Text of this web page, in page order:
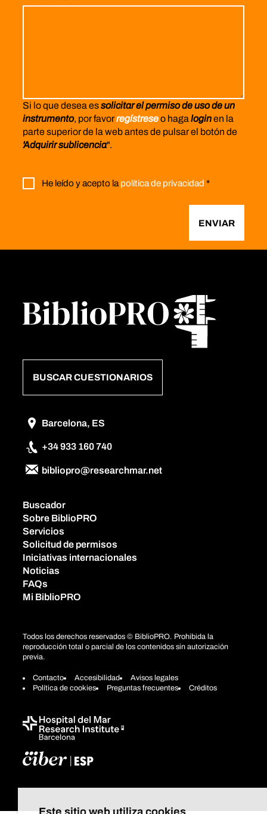
Si lo que desea essolicitar el permiso de uso de un
instrumento, por favorregístreseo haga loginen la
parte superior de la web antes de pulsar el botón de
'Adquirir sublicencia".
He leído y acepto lapolítica de privacidad *
ENVIAR
BUSCAR CUESTIONARIOS
Barcelona, ES
+34 933 160 740
bibliopro@researchmar.net
Buscador
Sobre BiblioPRO
Servicios
Solicitud de permisos
Iniciativas internacionales
Noticias
FAQs
Mi BiblioPRO
Todos los derechos reservados © BiblioPRO. Prohibida la
reproducción total o parcial de los contenidos sin autorización
previa.
Contacto Accesibilidad
Avisos legales
Política de cookies
Preguntas frecuentes Créditos
Este sitio web utiliza cookies